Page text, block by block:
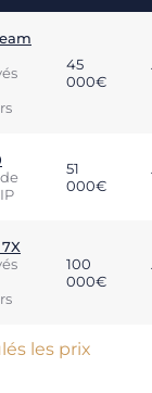
45
000€
51
000€
100
000€
les prix